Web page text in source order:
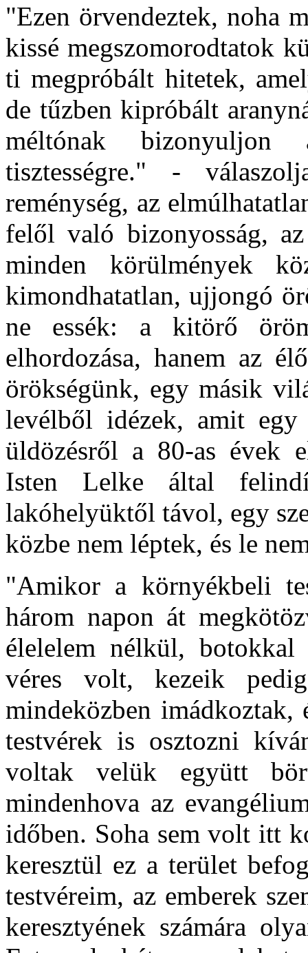
"Ezen örvendeztek, noha
kissé megszomorodtatok
ti megpróbált hitetek,
de tűzben kipróbált
méltónak bizonyuljon
tisztességre." -
reménység, az
felől való bizonyosság,
minden körülmények
kimondhatatlan, ujjongó
ne essék: a kitörő
elhordozása, hanem az
örökségünk, egy másik
levélből idézek, amit
üldözésről a 80-as évek
Isten Lelke által
lakóhelyüktől távol, egy
közbe nem léptek, és le
"Amikor a környékbeli
három napon át
élelelem nélkül,
véres volt, kezeik
mindeközben imádkoztak,
testvérek is osztozni
voltak velük együtt
mindenhova az
időben. Soha sem volt itt
keresztül ez a terület
testvéreim, az emberek
keresztyének számára